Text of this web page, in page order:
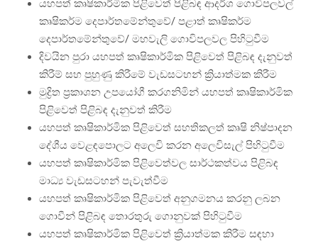
යහපත් කෘෂිකාර්මික පිළිවෙත් පිළිබඳ ආදර්ශ ගොවිපලවල්
කෘෂිකර්ම දෙපාර්තමේන්තුවේ/ පළාත් කෘෂිකර්ම
දෙපාර්තමේන්තුවේ/ මහවැලි ගොවිපලවල පිහිටුවීම
දිවයින පුරා යහපත් කෘෂිකාර්මික පිළිවෙත් පිළිබඳ දැනුවත්
කිරීම් සහ පුහුණු කිරීමේ වැඩසටහන් ක්‍රියාත්මක කිරීම
මුද්‍රිත ප්‍රකාශන උපයෝගී කරගනිමින් යහපත් කෘෂිකාර්මික
පිළිවෙත් පිළිබඳ දැනුවත් කිරීම
යහපත් කෘෂිකාර්මික පිළිවෙත් සහතිකලත් කෘෂි නිෂ්පාදන
දේශීය වෙළඳපොලට අලෙවි කරන අලෙවිසැල් පිහිටුවීම
යහපත් කෘෂිකාර්මික පිළිවෙත්වල සාර්ථකත්වය පිළිබඳ
මාධ්‍ය වැඩසටහන් පැවැත්වීම
යහපත් කෘෂිකාර්මික පිළිවෙත් අනුගමනය කරනු ලබන
ගොවීන් පිළිබඳ තොරතුරු ගොනුවක් පිහිටුවීම
යහපත් කෘෂිකාර්මික පිළිවෙත් ක්‍රියාත්මක කිරීම සඳහා